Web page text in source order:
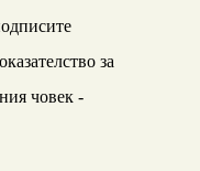
за
човек -